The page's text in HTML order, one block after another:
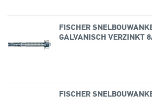
FISCHER
GALVANISCH VERZINKT
FISCHER